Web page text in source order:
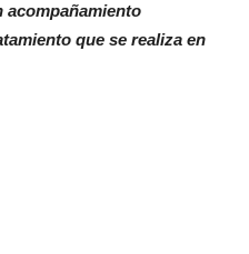
acompañamiento
que se realiza en